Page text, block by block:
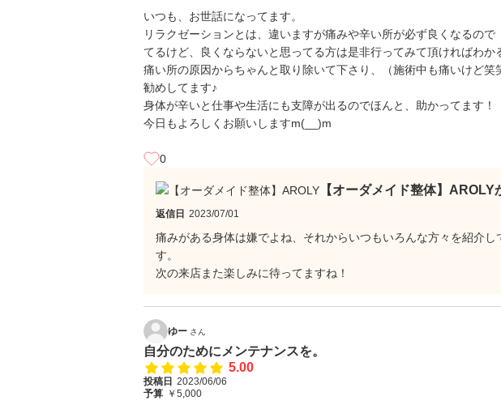
いつも、お世話になってます。
リラクゼーションとは、違いますが痛みや辛い所が必ず良くなるの
てるけど、良くならないと思ってる方は是非行ってみて頂ければわか
痛い所の原因からちゃんと取り除いて下さり、（施術中も痛いけど笑
勧めしてます♪
身体が辛いと仕事や生活にも支障が出るのでほんと、助かってます！
今日もよろしくお願いしますm(__)m
0
【オーダメイド整体】AROLY
返信日 2023/07/01
痛みがある身体は嫌でよね、それからいつもいろんな方々を紹介し
す。
次の来店また楽しみに待ってますね！
ゆー さん
自分のためにメンテナンスを。
5.00
投稿日 2023/06/06
予算 ￥5,000